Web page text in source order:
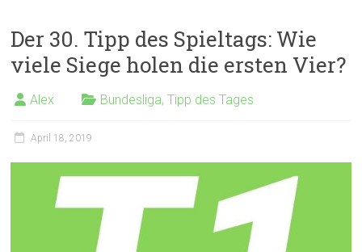
Der 30. Tipp des Spieltags: Wie
viele Siege holen die ersten Vier?
Alex Bundesliga,Tipp des Tages
April 18, 2019